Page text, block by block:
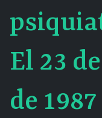
El 23
de